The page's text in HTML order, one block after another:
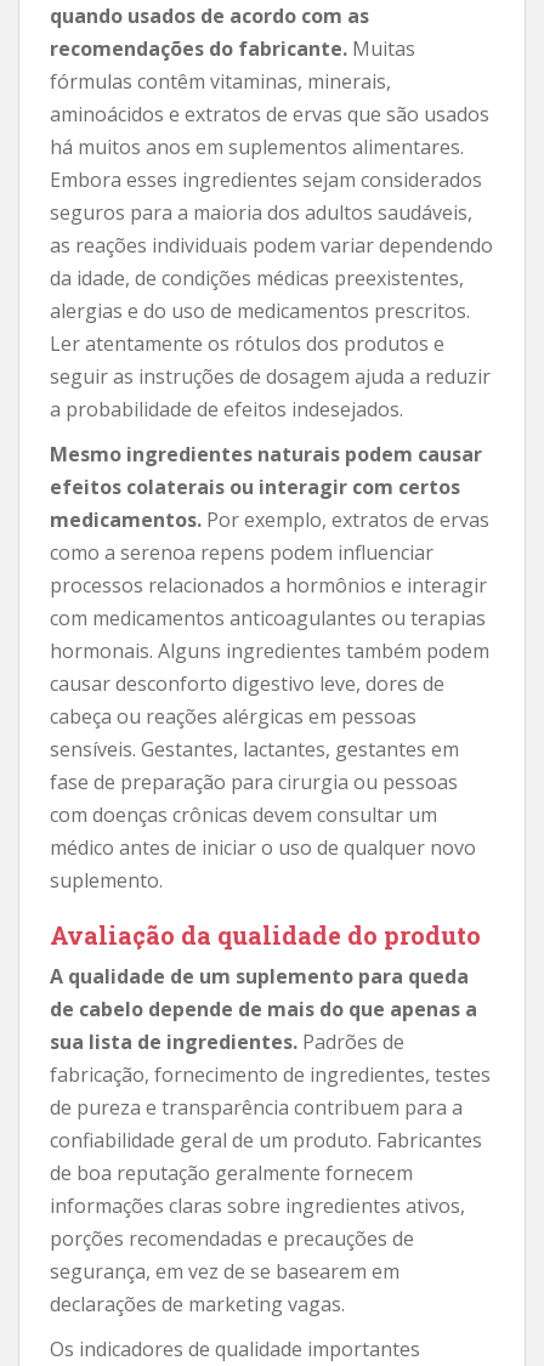
quando usados ​​de acordo com as
recomendações do fabricante. Muitas
fórmulas contêm vitaminas, minerais,
aminoácidos e extratos de ervas que são usados ​​
há muitos anos em suplementos alimentares.
Embora esses ingredientes sejam considerados
seguros para a maioria dos adultos saudáveis,
as reações individuais podem variar dependendo
da idade, de condições médicas preexistentes,
alergias e do uso de medicamentos prescritos.
Ler atentamente os rótulos dos produtos e
seguir as instruções de dosagem ajuda a reduzir
a probabilidade de efeitos indesejados.
Mesmo ingredientes naturais podem causar
efeitos colaterais ou interagir com certos
medicamentos. Por exemplo, extratos de ervas
como a serenoa repens podem influenciar
processos relacionados a hormônios e interagir
com medicamentos anticoagulantes ou terapias
hormonais. Alguns ingredientes também podem
causar desconforto digestivo leve, dores de
cabeça ou reações alérgicas em pessoas
sensíveis. Gestantes, lactantes, gestantes em
fase de preparação para cirurgia ou pessoas
com doenças crônicas devem consultar um
médico antes de iniciar o uso de qualquer novo
suplemento.
Avaliação da qualidade do produto
A qualidade de um suplemento para queda
de cabelo depende de mais do que apenas a
sua lista de ingredientes. Padrões de
fabricação, fornecimento de ingredientes, testes
de pureza e transparência contribuem para a
confiabilidade geral de um produto. Fabricantes
de boa reputação geralmente fornecem
informações claras sobre ingredientes ativos,
porções recomendadas e precauções de
segurança, em vez de se basearem em
declarações de marketing vagas.
Os indicadores de qualidade importantes